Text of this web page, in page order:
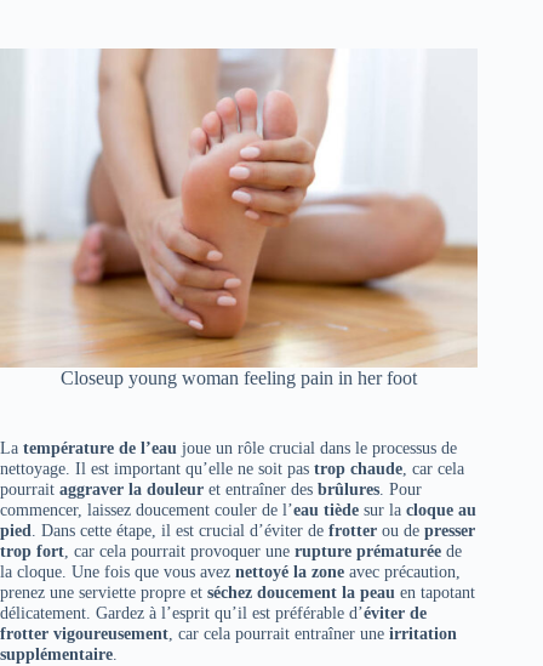
Closeup young woman feeling pain in her foot
La température de l’eau joue un rôle crucial dans le processus de
nettoyage. Il est important qu’elle ne soit pas trop chaude , car cela
pourrait aggraver la douleur et entraîner des brûlures . Pour
commencer, laissez doucement couler de l’eau tiède sur la cloque au
pied . Dans cette étape, il est crucial d’éviter de frotter ou de presser
trop fort , car cela pourrait provoquer une rupture prématurée de
la cloque. Une fois que vous avez nettoyé la zone avec précaution,
prenez une serviette propre et séchez doucement la peau en tapotant
délicatement. Gardez à l’esprit qu’il est préférable d’éviter de
frotter vigoureusement , car cela pourrait entraîner une irritation
supplémentaire